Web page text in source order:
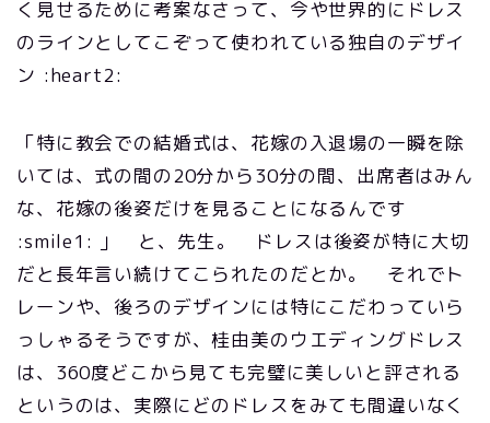
く見せるために考案なさって、今や世界的にドレス
のラインとしてこぞって使われている独自のデザイ
ン :heart2:
「特に教会での結婚式は、花嫁の入退場の一瞬を除
いては、式の間の20分から30分の間、出席者はみん
な、花嫁の後姿だけを見ることになるんです
:smile1: 」 と、先生。 ドレスは後姿が特に大切
だと長年言い続けてこられたのだとか。 それでト
レーンや、後ろのデザインには特にこだわっていら
っしゃるそうですが、桂由美のウエディングドレス
は、360度どこから見ても完璧に美しいと評される
というのは、実際にどのドレスをみても間違いなく